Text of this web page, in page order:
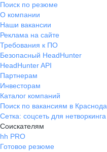
Поиск по резюме
О компании
Наши вакансии
Реклама на сайте
Требования к ПО
Безопасный HeadHunter
HeadHunter API
Партнерам
Инвесторам
Каталог компаний
Поиск по вакансиям в
Сетка: соцсеть для нетворкинга
Соискателям
hh PRO
Готовое резюме